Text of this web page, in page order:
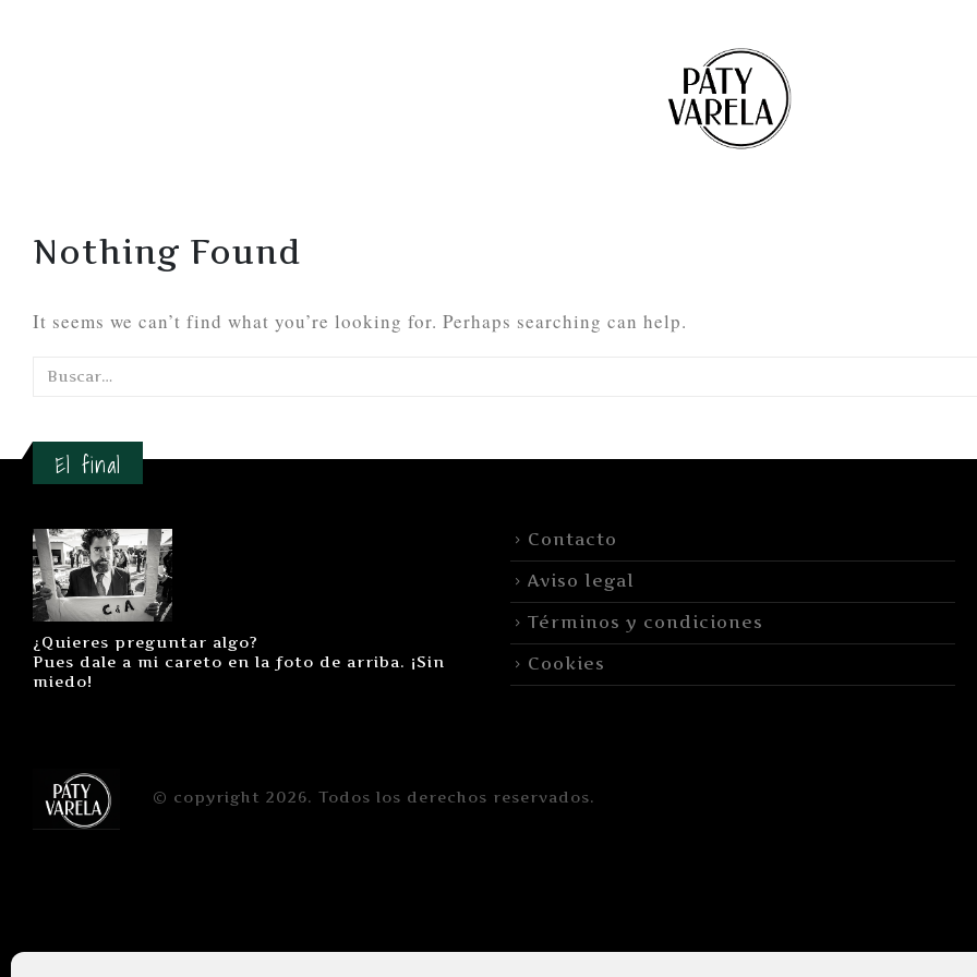
Nothing Found
It seems we can’t find what you’re looking for. Perhaps searching can help.
El final
¿Quieres preguntar algo?
Pues dale a mi careto en la foto de arriba. ¡Sin
miedo!
Contacto
Aviso legal
Términos y condiciones
Cookies
© copyright 2026. Todos los derechos reservados.